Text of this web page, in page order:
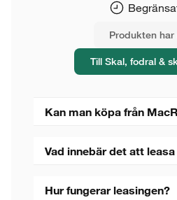
Produkten
Till Skal, fodral &
Kan man köpa från
Vad innebär det att
Hur fungerar leasingen?